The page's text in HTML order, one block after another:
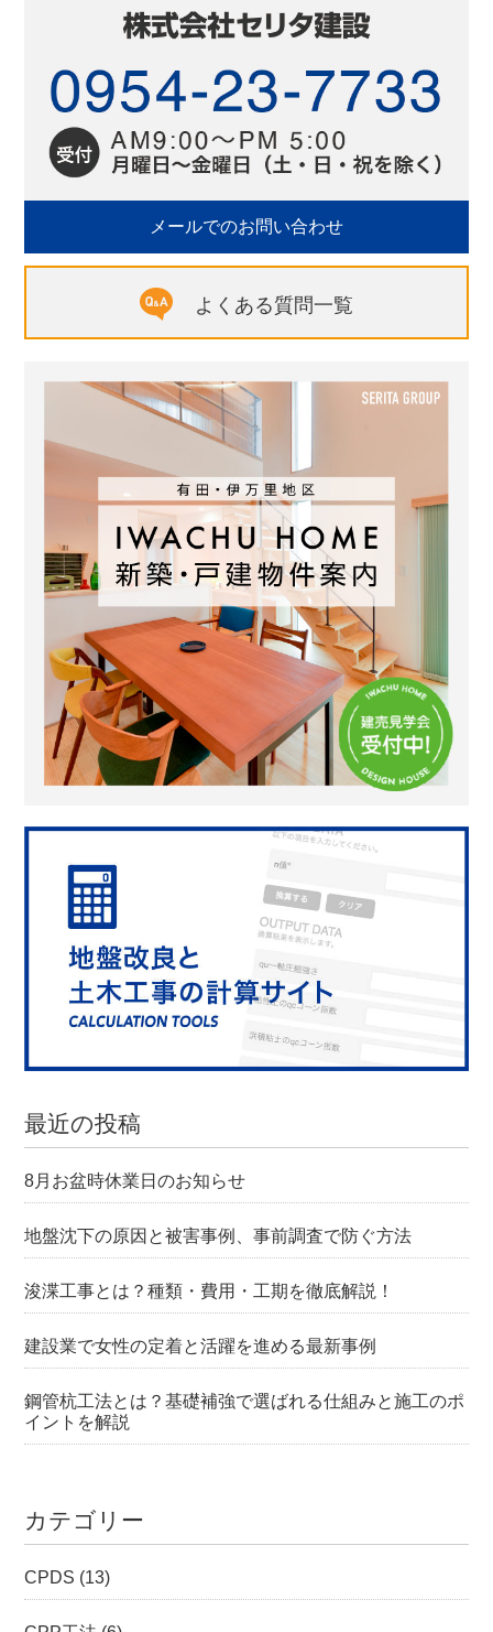
メールでのお問い合わせ
よくある質問一覧
最近の投稿
8月お盆時休業日のお知らせ
地盤沈下の原因と被害事例、事前調査で防ぐ方法
浚渫工事とは？種類・費用・工期を徹底解説！
建設業で女性の定着と活躍を進める最新事例
鋼管杭工法とは？基礎補強で選ばれる仕組みと施工のポ
イントを解説
カテゴリー
CPDS (13)